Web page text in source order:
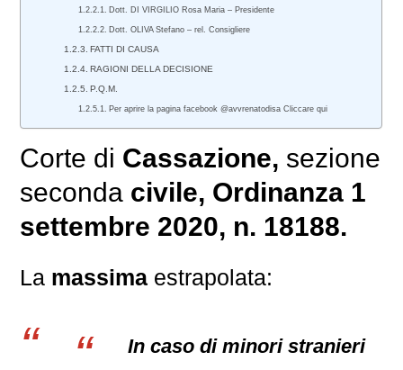
Dott. DI VIRGILIO Rosa Maria – Presidente
Dott. OLIVA Stefano – rel. Consigliere
FATTI DI CAUSA
RAGIONI DELLA DECISIONE
P.Q.M.
Per aprire la pagina facebook @avvrenatodisa Cliccare qui
Corte di Cassazione, sezione
seconda civile, Ordinanza 1
settembre 2020, n. 18188.
La massima estrapolata:
In caso di minori stranieri